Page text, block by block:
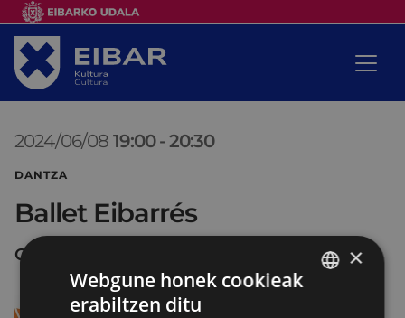
2024/06/08 19:00 -20:30
DANTZA
Ballet Eibarrés
COLISEO ANTZOKIA ×
Webgune honek cookieak
erabiltzen ditu